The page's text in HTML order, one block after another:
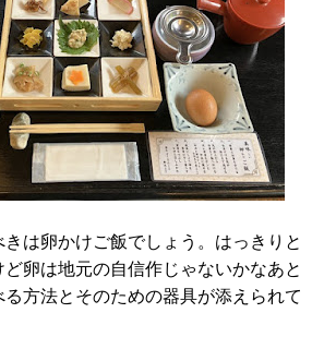
は卵かけご飯でしょう。はっきりと
卵は地元の自信作じゃないかなあと
方法とそのための器具が添えられて